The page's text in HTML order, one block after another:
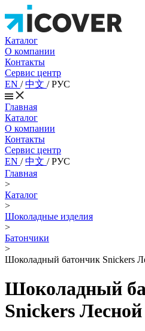
Каталог
О компании
Контакты
Сервис центр
EN /中文 /РУС
Главная
Каталог
О компании
Контакты
Сервис центр
EN /中文 /РУС
Главная
>
Каталог
>
Шоколадные изделия
>
Батончики
>
Шоколадный батончик Snickers
Шоколадный
Snickers Лесной